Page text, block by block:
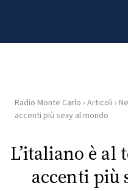
HOME
RADIO
WEB
Radio Monte Carlo › Articoli ›
accenti più sexy al mondo
L’italiano è
accenti più